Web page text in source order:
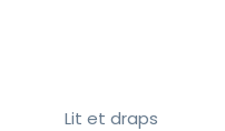
Lit et draps